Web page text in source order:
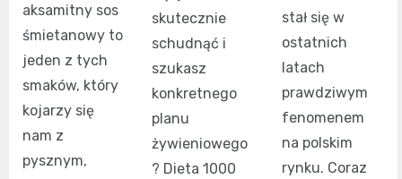
aksamitny sos
śmietanowy to
jeden z tych
smaków, który
kojarzy się
nam z
pysznym,
skutecznie
schudnąć i
szukasz
konkretnego
planu
żywieniowego
? Dieta 1000
stał się w
ostatnich
latach
prawdziwym
fenomenem
na polskim
rynku. Coraz